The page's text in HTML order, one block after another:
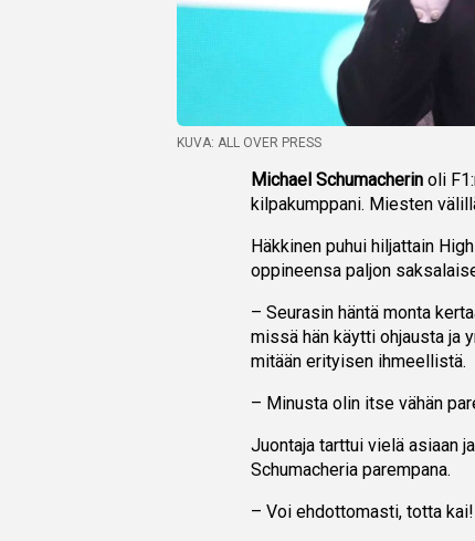
KUVA: ALL OVER PRESS
Michael Schumacherin oli
kilpakumppani. Miesten
Häkkinen puhui hiljattain
oppineensa paljon
– Seurasin häntä monta
missä hän käytti ohjausta ja
mitään erityisen ihmeellistä.
– Minusta olin itse vähän
Juontaja tarttui vielä asiaan
Schumacheria parempana.
– Voi ehdottomasti, totta kai!